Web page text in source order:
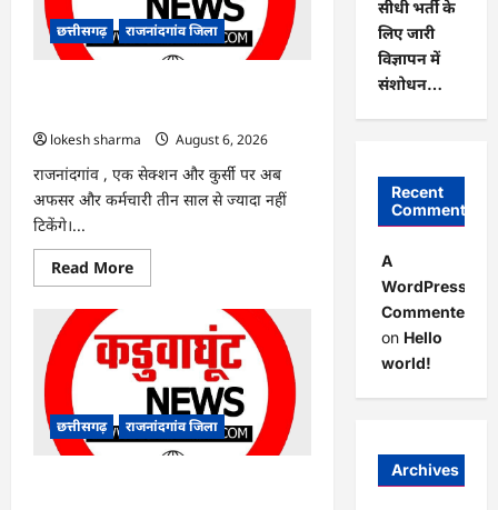
हरियाली
लाने
मेयर
छत्तीसगढ़ राजनांदगांव जिला
lokesh sharma
August 6, 2026
राजनांदगांव , एक सेक्शन और कुर्सी पर अब
अफसर और कर्मचारी तीन साल से ज्यादा नहीं
टिकेंगे।...
Read MoreRead
more
कुर्सी
पर
3
साल
ज्यादा
नहीं
टिकेंगे
छत्तीसगढ़ राजनांदगांव जिला
सीधी भर्ती के
लिए जारी
विज्ञापन में
संशोधन…
Recent
Comments
A
WordPress
Commenter
on Hello
world!
Archives